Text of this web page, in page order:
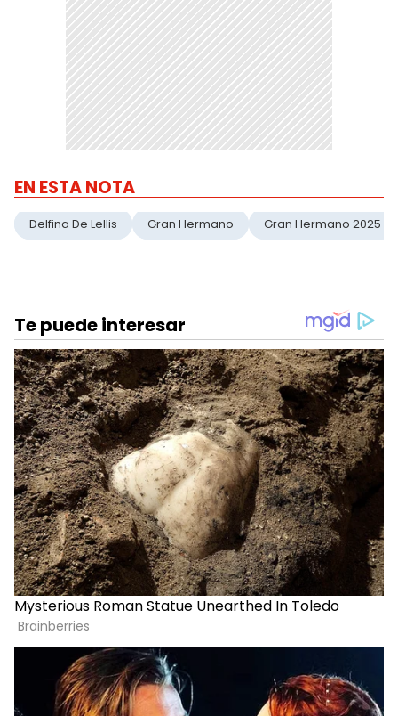
EN ESTA NOTA
Delfina De Lellis Gran Hermano Gran Hermano 2025